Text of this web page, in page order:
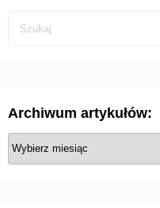
Archiwum artykułów:
A
r